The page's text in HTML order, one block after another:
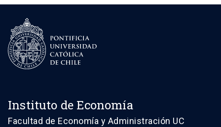
Instituto de Economía
Facultad de Economía y Administración UC